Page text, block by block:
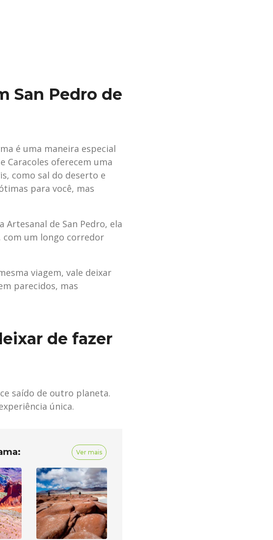
San Pedro de
é uma maneira especial
Caracoles oferecem uma
como sal do deserto e
para você, mas
Artesanal de San Pedro, ela
um longo corredor
viagem, vale deixar
parecidos, mas
de fazer
saído de outro planeta.
única.
Ver mais